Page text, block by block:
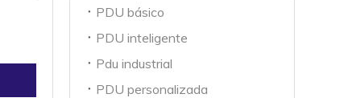
PDU básico
PDU inteligente
Pdu industrial
PDU personalizada